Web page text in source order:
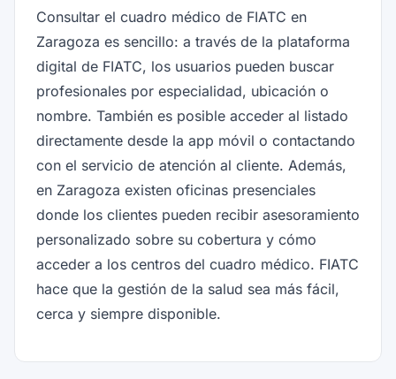
Consultar el cuadro médico de FIATC en
Zaragoza es sencillo: a través de la plataforma
digital de FIATC, los usuarios pueden buscar
profesionales por especialidad, ubicación o
nombre. También es posible acceder al listado
directamente desde la app móvil o contactando
con el servicio de atención al cliente. Además,
en Zaragoza existen oficinas presenciales
donde los clientes pueden recibir asesoramiento
personalizado sobre su cobertura y cómo
acceder a los centros del cuadro médico. FIATC
hace que la gestión de la salud sea más fácil,
cerca y siempre disponible.